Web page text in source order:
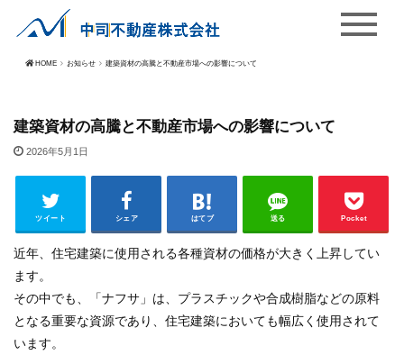
HOME お知らせ 建築資材の高騰と不動産市場への影響について
建築資材の高騰と不動産市場への影響について
2026年5月1日
ツイート シェア はてブ 送る Pocket
近年、住宅建築に使用される各種資材の価格が大きく上昇してい
ます。
その中でも、「ナフサ 」は、プラスチックや合成樹脂などの原料
となる重要な資源であり、住宅建築においても幅広く使用されて
います。